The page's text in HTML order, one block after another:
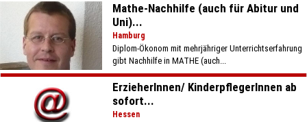
Mathe-Nachhilfe (auch für Abitur und
Uni)...
Hamburg
Diplom-Ökonom mit mehrjähriger Unterrichtserfahrung
gibt Nachhilfe in MATHE (auch...
ErzieherInnen/ KinderpflegerInnen ab
sofort...
Hessen